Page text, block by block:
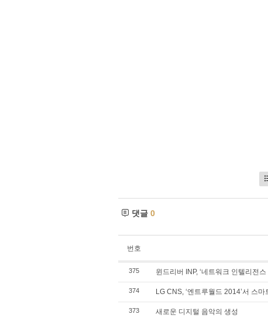
댓글 0
번호
375 윈드리버 INP, ‘네트워크 인텔리전
374 LG CNS, ‘엔트루월드 2014’서 스마
373 새로운 디지털 음악의 생성